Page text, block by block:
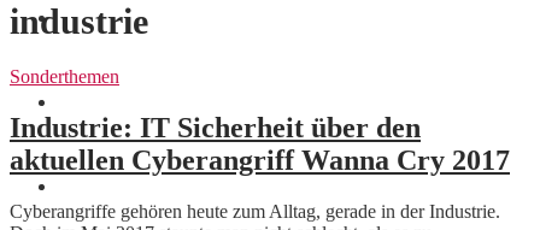
Allgemein
industrie
Sonderthemen
Industrie: IT Sicherheit über den
aktuellen Cyberangriff Wanna Cry 2017
Cyberangriffe gehören heute zum Alltag, gerade in der Industrie.